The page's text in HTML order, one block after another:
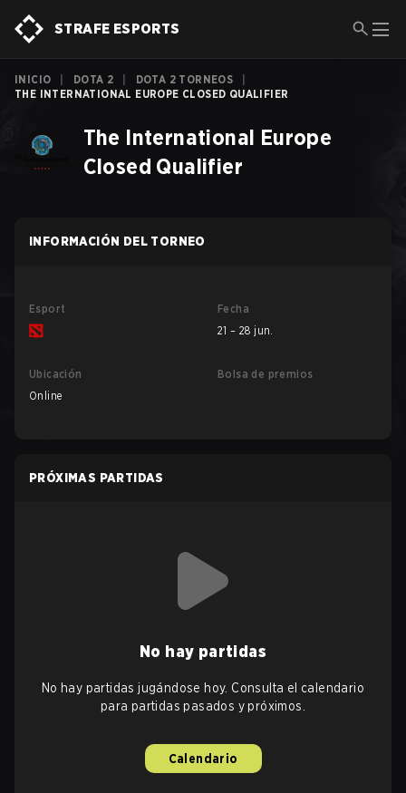
STRAFE ESPORTS
INICIO DOTA 2 DOTA 2 TORNEOS
THE INTERNATIONAL EUROPE CLOSED QUALIFIER
The International Europe
Closed Qualifier
INFORMACIÓN DEL TORNEO
Esport
Fecha
21 – 28 jun.
Ubicación
Online
Bolsa de premios
PRÓXIMAS PARTIDAS
No hay partidas
No hay partidas jugándose hoy. Consulta el calendario
para partidas pasados y próximos.
Calendario